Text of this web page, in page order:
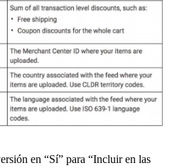
en “Sí” para “Incluir en las